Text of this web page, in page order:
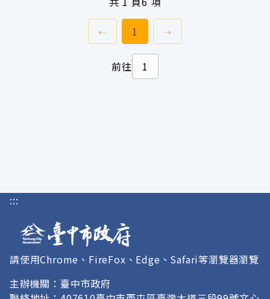
⇠ 上一頁前往
1 ⇢下一頁
前往
:::
請使用Chrome、FireFox、Edge、Safari等瀏覽器瀏覽
主辦機關：臺中市政府